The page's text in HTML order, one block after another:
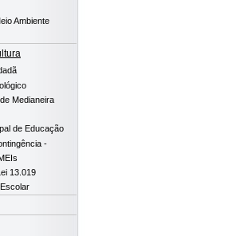
Ambiente
Medianeira
de Educação
-
13.019